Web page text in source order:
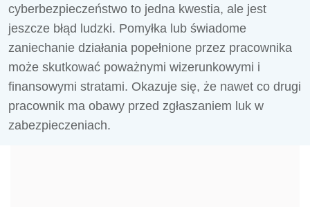
cyberbezpieczeństwo to jedna kwestia, ale jest
jeszcze błąd ludzki. Pomyłka lub świadome
zaniechanie działania popełnione przez pracownika
może skutkować poważnymi wizerunkowymi i
finansowymi stratami. Okazuje się, że nawet co drugi
pracownik ma obawy przed zgłaszaniem luk w
zabezpieczeniach.